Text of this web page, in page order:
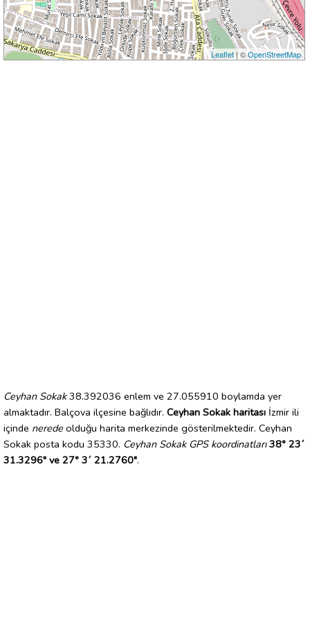
Leaflet| ©OpenStreetMap
Ceyhan Sokak38.392036 enlem ve 27.055910 boylamda yer
almaktadır. Balçova ilçesine bağlıdır. Ceyhan Sokak haritası İzmir ili
içinde nerede olduğu harita merkezinde gösterilmektedir. Ceyhan
Sokak posta kodu 35330. Ceyhan Sokak GPS koordinatları 38° 23´
31.3296" ve 27° 3´ 21.2760".